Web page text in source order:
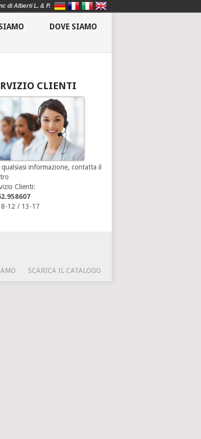
DOVE SIAMO
CLIENTI
qualsiasi informazione, contatta il
Clienti:
12 / 13-17
SCARICA IL CATALOGO
di Alberti L. & P.